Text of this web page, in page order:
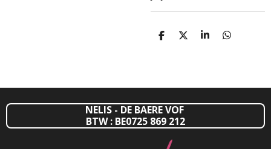
D
D
S
D
NELIS - DE BAERE VOF
BTW : BE0725 869 212